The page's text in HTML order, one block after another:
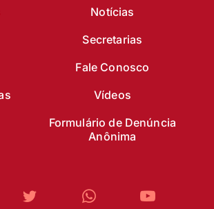
Notícias
Secretarias
Fale Conosco
Vídeos
Formulário de Denúncia
Anônima